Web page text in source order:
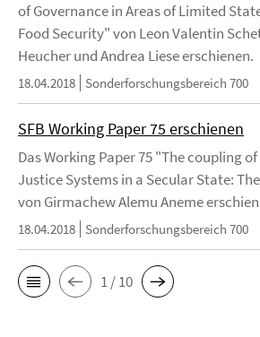
of Governance in Areas of Limited
Food Security" von Leon Valentin
Heucher und Andrea Liese erschienen.
18.04.2018 Sonderforschungsbereich 700
SFB Working Paper 75 erschienen
Das Working Paper 75 "The coupling
Justice Systems in a Secular State:
von Girmachew Alemu Aneme
18.04.2018 Sonderforschungsbereich 700
1 / 10